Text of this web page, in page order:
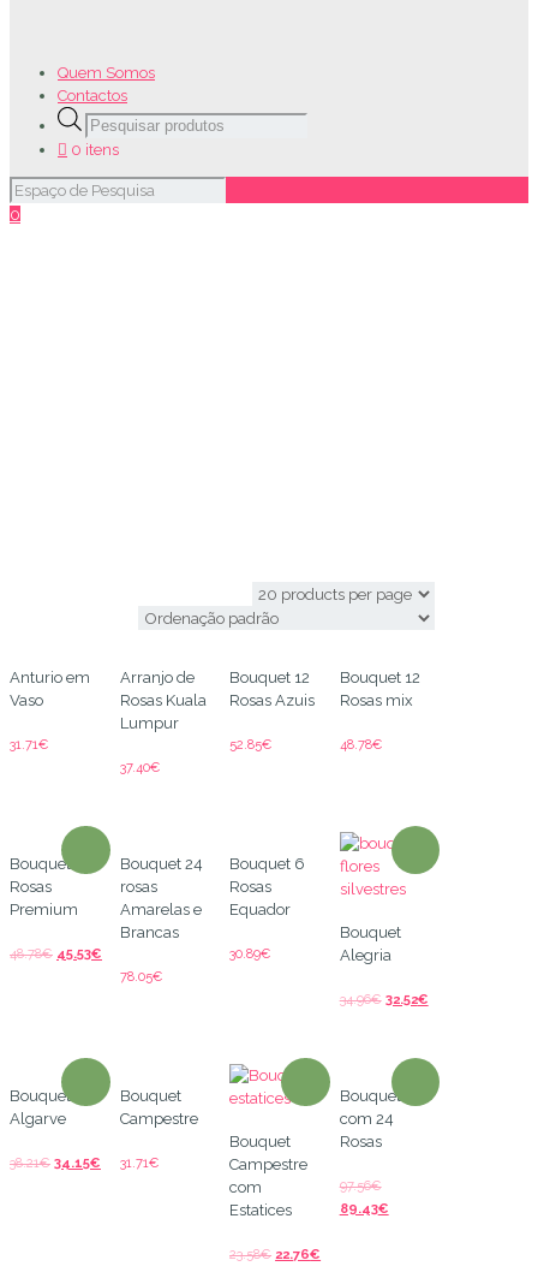
Quem Somos
Contactos
Products
search
0 itens
0
Anturio em
Vaso
31.71€
Arranjo de
Rosas Kuala
Lumpur
37.40€
Bouquet 12
Rosas Azuis
52.85€
Bouquet 12
Rosas mix
48.78€
Bouquet 12
Rosas
Premium
48.78€ 45.53€
Bouquet 24
rosas
Amarelas e
Brancas
78.05€
Bouquet 6
Rosas
Equador
30.89€
Bouquet
Alegria
34.96€ 32.52€
Bouquet
Algarve
38.21€ 34.15€
Bouquet
Campestre
31.71€
Bouquet
Campestre
com
Estatices
23.58€ 22.76€
Bouquet
com 24
Rosas
97.56€
89.43€